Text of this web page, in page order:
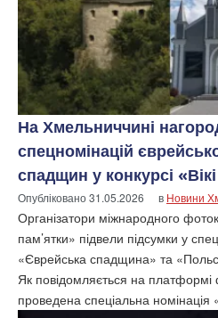
На Хмельниччині
спецномінацій
спадщин у конкурсі
Опубліковано31.05.2026 в Новини
Організатори міжнародного
пам’ятки» підвели підсумки у
«Єврейська спадщина» та
Як повідомляється на
проведена спеціальна